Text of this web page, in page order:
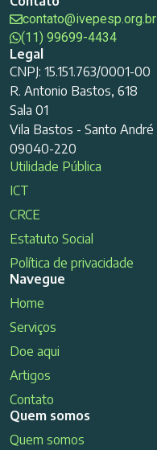
contato@ivepesp.org.br
(11) 99699-4434
Legal
CNPJ: 15.151.763/0001-00
R. Antonio Bastos, 618
Sala 01
Vila Bastos - Santo André
09040-220
Utilidade Pública
ICT
CRCE
Estatuto Social
Política de privacidade
Navegue
Home
Serviços
Doe aqui
Artigos
Contato
Quem somos
Quem somos